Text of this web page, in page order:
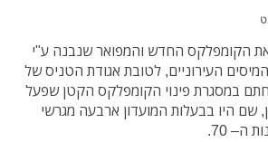
הקומפלקס החדש והמפואר שנבנה ע"י
העירוניים, לטובת אגודת הטניס של
במסגרת פינוי הקומפלקס הקטן שפעל
היו בבעלות המועדון ארבעה מגרשי
ה– 70.